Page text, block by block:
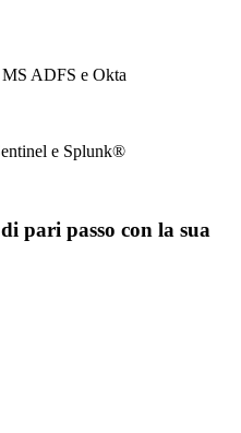
ADFS e Okta
e Splunk®
pari passo con la sua